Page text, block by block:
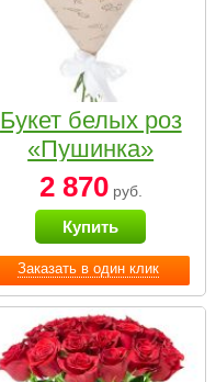
Заказать в один клик
Букет белых роз
«Пушинка»
2 870руб.
Купить